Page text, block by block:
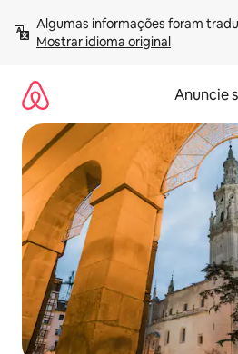
para
Mostrar idioma original
Anuncie